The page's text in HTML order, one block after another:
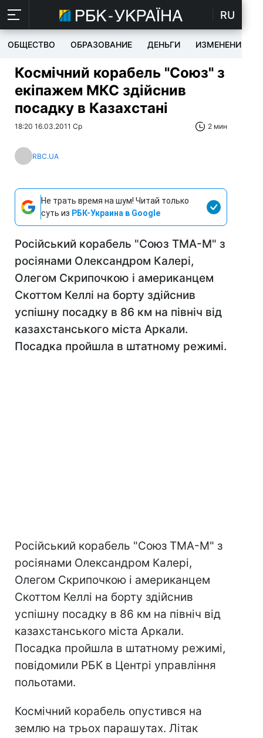
RU
ОБЩЕСТВО ОБРАЗОВАНИЕ ДЕНЬГИ ИЗМЕНЕНИЯ
Космічний корабель "Союз" з
екіпажем МКС здійснив
посадку в Казахстані
18:20 16.03.2011 Ср 2 мин
RBC.UA
Не трать время на шум! Читай только
суть из РБК-Украина в Google
Російський корабель "Союз ТМА-М" з
росіянами Олександром Калері,
Олегом Скрипочкою і американцем
Скоттом Келлі на борту здійснив
успішну посадку в 86 км на північ від
казахстанського міста Аркали.
Посадка пройшла в штатному режимі.
Російський корабель "Союз ТМА-М" з
росіянами Олександром Калері,
Олегом Скрипочкою і американцем
Скоттом Келлі на борту здійснив
успішну посадку в 86 км на північ від
казахстанського міста Аркали.
Посадка пройшла в штатному режимі,
повідомили РБК в Центрі управління
польотами.
Космічний корабель опустився на
землю на трьох парашутах. Літак